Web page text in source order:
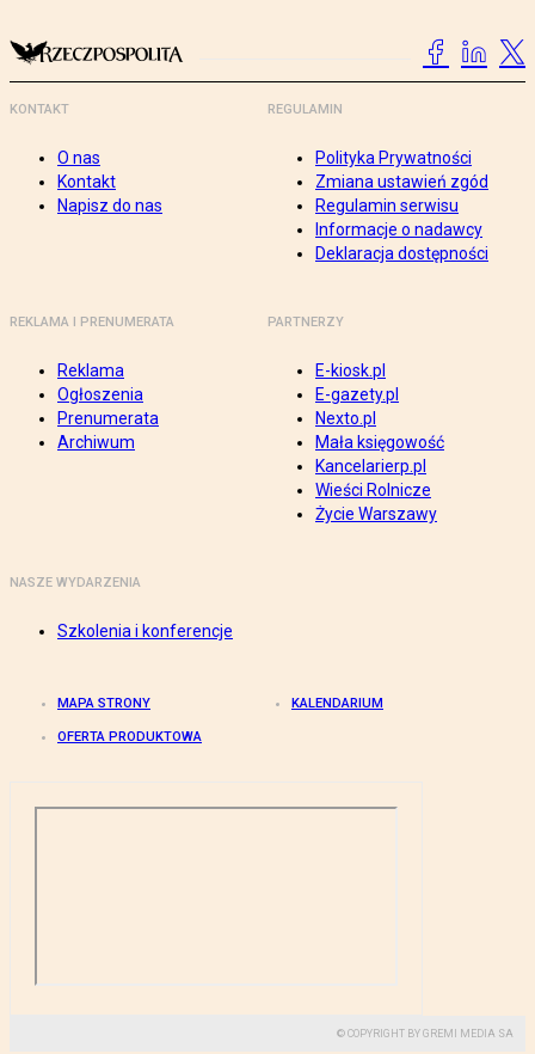
KONTAKT
O nas
Kontakt
Napisz do nas
REGULAMIN
Polityka Prywatności
Zmiana ustawień zgód
Regulamin serwisu
Informacje o nadawcy
Deklaracja dostępności
REKLAMA I PRENUMERATA
Reklama
Ogłoszenia
Prenumerata
Archiwum
PARTNERZY
E-kiosk.pl
E-gazety.pl
Nexto.pl
Mała księgowość
Kancelarierp.pl
Wieści Rolnicze
Życie Warszawy
NASZE WYDARZENIA
Szkolenia i konferencje
MAPA STRONY KALENDARIUM
OFERTA PRODUKTOWA
© COPYRIGHT BY GREMI MEDIA SA